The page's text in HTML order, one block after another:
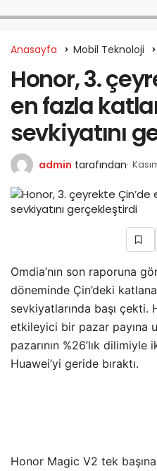
Anasayfa Mobil Teknoloji
Honor, 3.
en fazla
sevkiyatını
admin tarafından
Omdia’nın son raporuna
döneminde Çin’deki
sevkiyatlarında başı çekti.
etkileyici bir pazar payına
pazarının %26’lık
Huawei’yi geride bıraktı.
Honor Magic V2 tek